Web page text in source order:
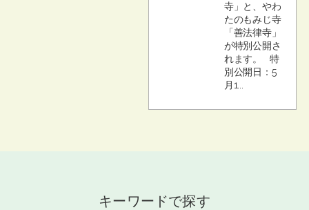
寺」と、やわ
たのもみじ寺
「善法律寺」
が特別公開さ
れます。 特
別公開日：5
月1...
キーワードで探す